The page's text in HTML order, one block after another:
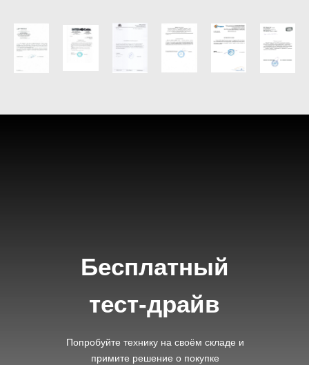
Бесплатный
тест-драйв
Попробуйте технику на своём складе и
примите решение о покупке